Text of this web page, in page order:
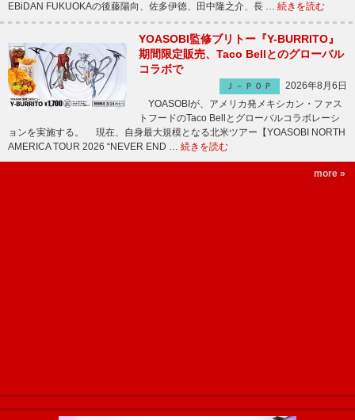
EBiDAN FUKUOKAの後藤陽向、佐多伊徳、田中隆之介、長 … 続きを読む
YOASOBI監修ブリトー『Y-BURRITO』
期間限定販売、Taco Bellとのグローバル
コラボで
Ｊ－ＰＯＰ
2026年8月6日
YOASOBIが、アメリカ発メキシカン・ファス
トフードのTaco Bellとグローバルコラボレーシ
ョンを実施する。 現在、自身最大規模となる北米ツアー【YOASOBI NORTH
AMERICA TOUR 2026 “NEVER END … 続きを読む
more »